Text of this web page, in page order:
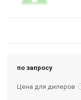
по запросу
Цена для дилеров